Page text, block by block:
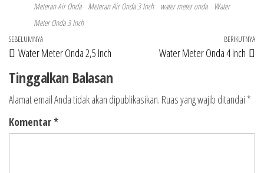
Meteran Air Onda
Meteran Air Onda 3 Inch water meter onda
Water
Meter Onda 3 Inch
Navigasi
pos
Pos
Sebelumnya
SEBELUMNYA
Water Meter Onda 2,5 Inch
BERIKUTNYA
Water Meter Onda 4 Inch
Tinggalkan Balasan
Alamat email Anda tidak akan dipublikasikan. Ruas yang wajib ditandai *
Komentar*